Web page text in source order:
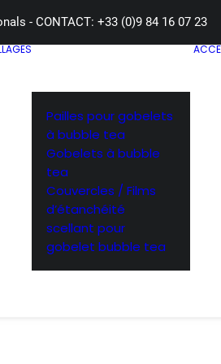
- CONTACT: +33 (0)9 84 16 07 23
Pailles pour gobelets
à bubble tea
Gobelets à bubble
tea
Couvercles / Films
d’étanchéité
scellant pour
gobelet bubble tea